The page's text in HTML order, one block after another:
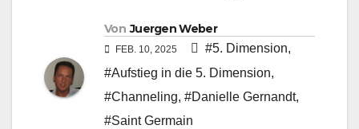
Von Juergen Weber
FEB. 10, 2025 #5. Dimension,
#Aufstieg in die 5. Dimension,
#Channeling, #Danielle Gernandt,
#Saint Germain